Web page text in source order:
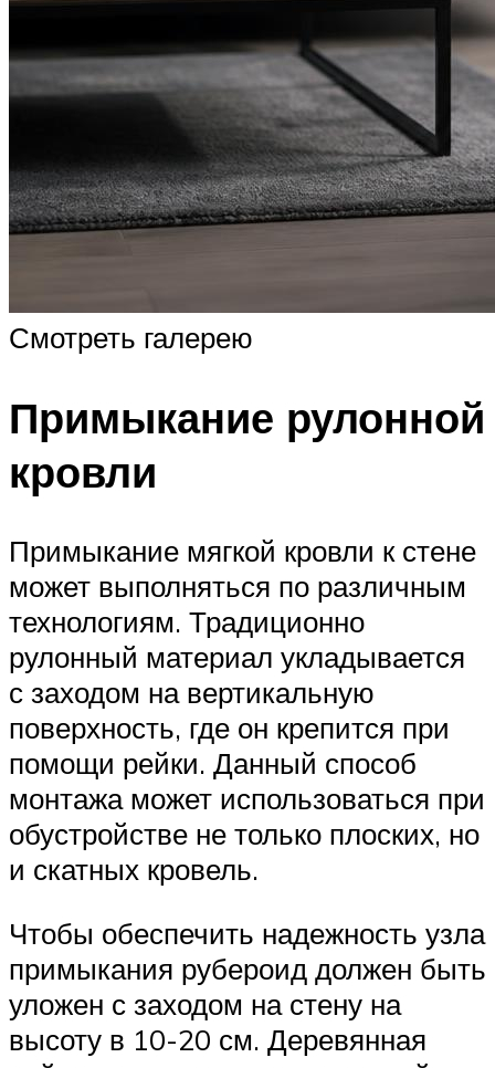
Смотреть галерею
Примыкание рулонной
кровли
Примыкание мягкой кровли к стене
может выполняться по различным
технологиям. Традиционно
рулонный материал укладывается
с заходом на вертикальную
поверхность, где он крепится при
помощи рейки. Данный способ
монтажа может использоваться при
обустройстве не только плоских, но
и скатных кровель.
Чтобы обеспечить надежность узла
примыкания рубероид должен быть
уложен с заходом на стену на
высоту в 10-20 см. Деревянная